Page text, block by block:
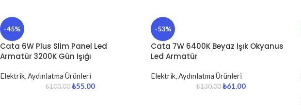
-45%
Cata 6W Plus Slim Panel Led
Armatür 3200K Gün Işığı
Elektrik,Aydınlatma Ürünleri
₺100.00 ₺55.00
-53%
Cata 7W 6400K Beyaz Işık Okyanus
Led Armatür
Elektrik,Aydınlatma Ürünleri
₺130.00 ₺61.00